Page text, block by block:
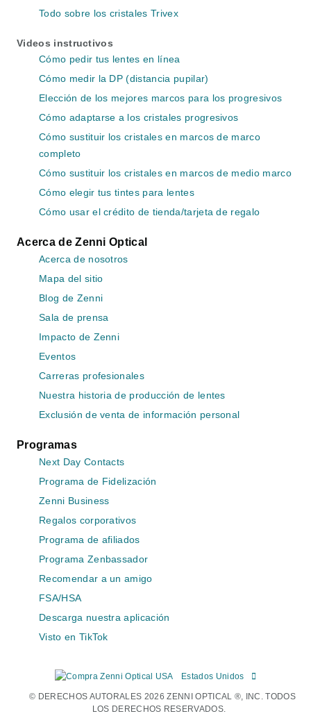
Todo sobre los cristales Trivex
Videos instructivos
Cómo pedir tus lentes en línea
Cómo medir la DP (distancia pupilar)
Elección de los mejores marcos para los progresivos
Cómo adaptarse a los cristales progresivos
Cómo sustituir los cristales en marcos de marco
completo
Cómo sustituir los cristales en marcos de medio marco
Cómo elegir tus tintes para lentes
Cómo usar el crédito de tienda/tarjeta de regalo
Acerca de Zenni Optical
Acerca de nosotros
Mapa del sitio
Blog de Zenni
Sala de prensa
Impacto de Zenni
Eventos
Carreras profesionales
Nuestra historia de producción de lentes
Exclusión de venta de información personal
Programas
Next Day Contacts
Programa de Fidelización
Zenni Business
Regalos corporativos
Programa de afiliados
Programa Zenbassador
Recomendar a un amigo
FSA/HSA
Descarga nuestra aplicación
Visto en TikTok
Estados Unidos
© DERECHOS AUTORALES 2026 ZENNI OPTICAL ®, INC. TODOS
LOS DERECHOS RESERVADOS.